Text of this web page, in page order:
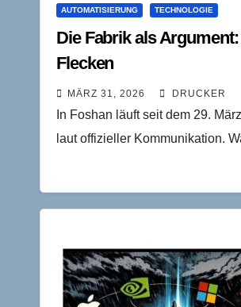
AUTOMATISIERUNG TECHNOLOGIE
Die Fabrik als
Flecken
MÄRZ 31, 2026 DRUCKER
In Foshan läuft seit dem 29.
laut offizieller Kommunikation.